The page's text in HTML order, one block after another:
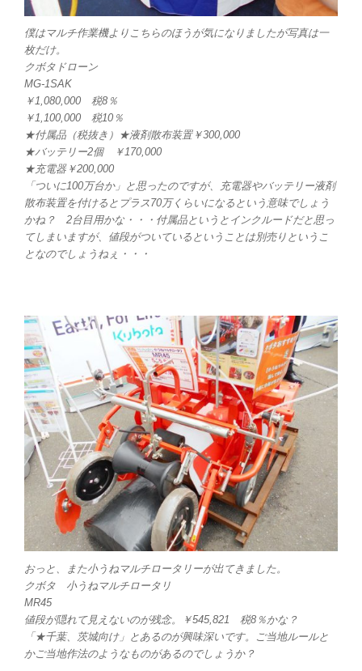
僕はマルチ作業機よりこちらのほうが気になりましたが写真は一
枚だけ。
クボタドローン
MG-1SAK
￥1,080,000 税8％
￥1,100,000 税10％
★付属品（税抜き）★液剤散布装置￥300,000
★バッテリー2個 ￥170,000
★充電器￥200,000
「ついに100万台か」と思ったのですが、充電器やバッテリー液剤
散布装置を付けるとプラス70万くらいになるという意味でしょう
かね？ 2台目用かな・・・付属品というとインクルードだと思っ
てしまいますが、値段がついているということは別売りというこ
となのでしょうねぇ・・・
おっと、また小うねマルチロータリーが出てきました。
クボタ 小うねマルチロータリ
MR45
値段が隠れて見えないのが残念。￥545,821 税8％かな？
「★千葉、茨城向け」とあるのが興味深いです。ご当地ルールと
かご当地作法のようなものがあるのでしょうか？